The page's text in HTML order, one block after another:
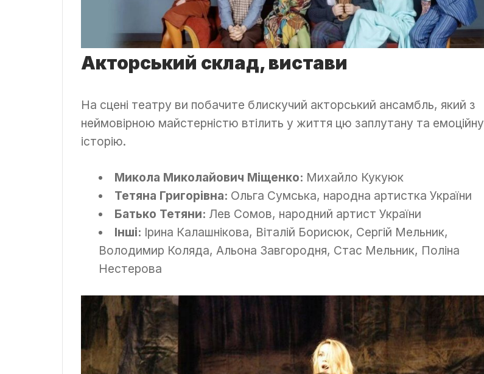
Акторський склад, вистави
На сцені театру ви побачите блискучий акторський ансамбль, який з
неймовірною майстерністю втілить у життя цю заплутану та емоційну
історію.
Микола Миколайович Міщенко: Михайло Кукуюк
Тетяна Григорівна: Ольга Сумська, народна артистка України
Батько Тетяни: Лев Сомов, народний артист України
Інші: Ірина Калашнікова, Віталій Борисюк, Сергій Мельник,
Володимир Коляда, Альона Завгородня, Стас Мельник, Поліна
Нестерова